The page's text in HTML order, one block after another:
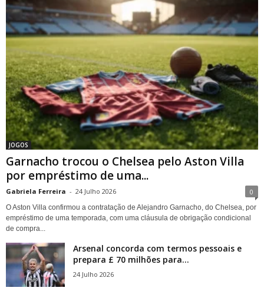
JOGOS
Garnacho trocou o Chelsea pelo Aston Villa
por empréstimo de uma...
Gabriela Ferreira - 24 Julho 2026 0
O Aston Villa confirmou a contratação de Alejandro Garnacho, do Chelsea, por
empréstimo de uma temporada, com uma cláusula de obrigação condicional
de compra...
Arsenal concorda com termos pessoais e
prepara £ 70 milhões para...
24 Julho 2026